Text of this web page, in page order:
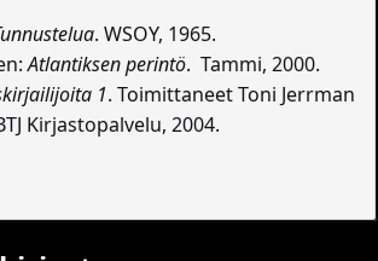
. WSOY, 1965.
Atlantiksen perintö. Tammi, 2000.
1. Toimittaneet Toni Jerrman
Kirjastopalvelu, 2004.